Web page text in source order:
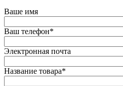
Ваше имя
Ваш телефон*
Электронная почта
Название товара*